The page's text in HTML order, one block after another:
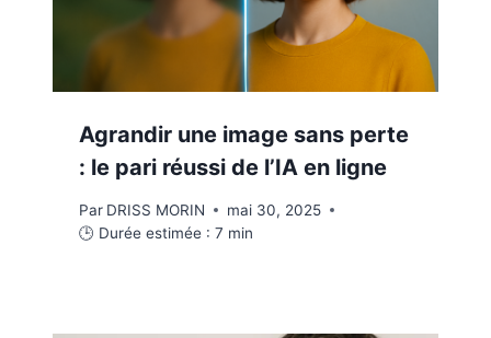
Agrandir une image sans perte
: le pari réussi de l’IA en ligne
Par DRISS MORIN
mai 30, 2025
🕒 Durée estimée : 7 min